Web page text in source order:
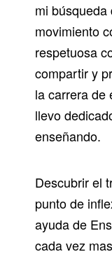
mi
movimiento
respetuosa
compartir y
la carrera de
llevo
enseñando.
Descubrir el
punto de
ayuda de
cada vez